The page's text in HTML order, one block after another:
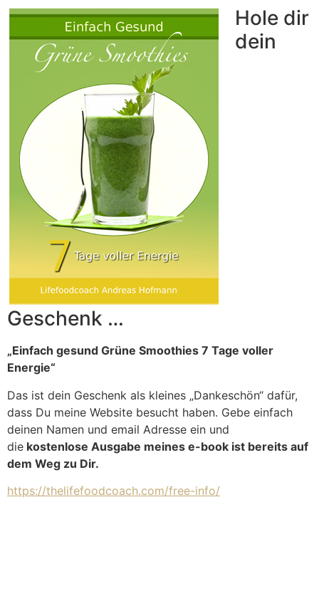
Hole dir
dein
Geschenk …
„Einfach gesund Grüne Smoothies 7 Tage voller
Energie“
Das ist dein Geschenk als kleines „Dankeschön“ dafür,
dass Du meine Website besucht haben. Gebe einfach
deinen Namen und email Adresse ein und
die kostenlose Ausgabe meines e-book ist bereits auf
dem Weg zu Dir.
https://thelifefoodcoach.com/free-info/